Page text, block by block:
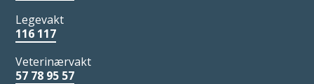
Legevakt
116 117
Veterinærvakt
57 78 95 57